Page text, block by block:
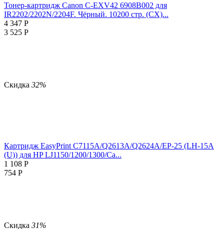
Тонер-картридж Canon C-EXV42 6908B002 для
IR2202/2202N/2204F. Чёрный. 10200 стр. (CX)...
4 347 Р
3 525 Р
Скидка 32%
Картридж EasyPrint C7115A/Q2613A/Q2624A/EP-25 (LH-15A
(U)) для HP LJ1150/1200/1300/Ca...
1 108 Р
754 Р
Скидка 31%